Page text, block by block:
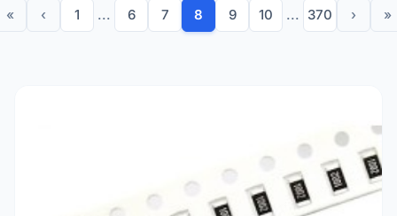
« ‹ 1 ... 6 7 8 9 10 ... 370 › »